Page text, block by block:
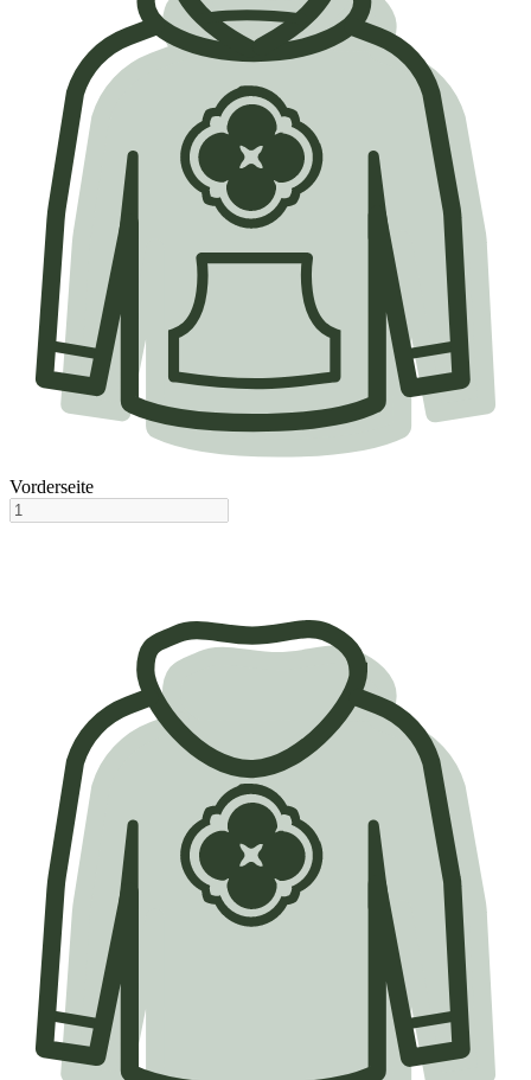
Vorderseite